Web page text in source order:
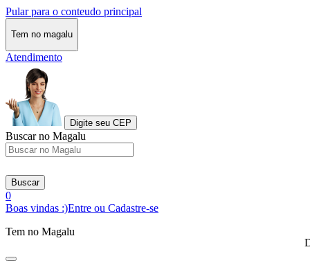
Pular para o conteudo principal
Tem no magalu
Atendimento
Digite seu CEP
Buscar no Magalu
Buscar
0
Boas vindas :)Entre ou Cadastre-se
Tem no Magalu